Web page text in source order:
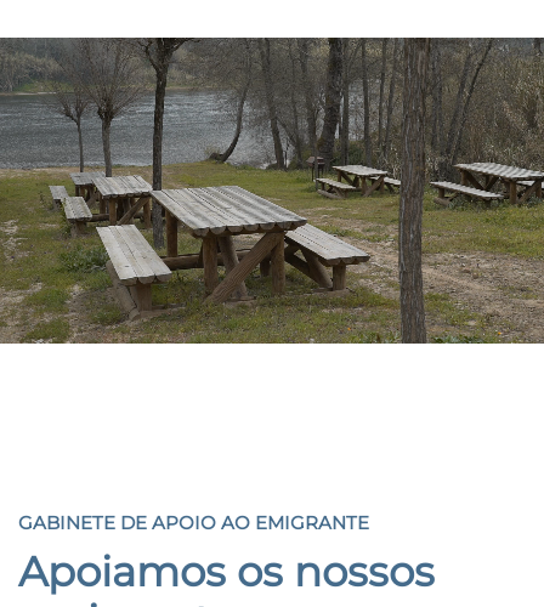
GABINETE DE APOIO AO EMIGRANTE
Apoiamos os nossos